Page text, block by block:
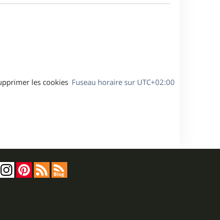
Fuseau horaire sur UTC+02:00
les cookies